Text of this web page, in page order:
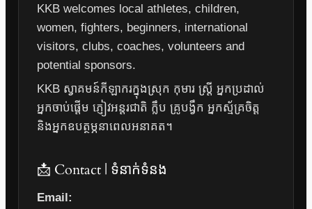
KKB welcomes local athletes, children,
women, fighters, beginners, international
visitors, clubs, coaches, volunteers and
potential sponsors.
KKB ស្វាគមន៍កីឡាករក្នុងស្រុក កុមារ ស្ត្រី អ្នកប្រដាល់
អ្នកចាប់ផ្តើម ភ្ញៀវអន្តរជាតិ ក្លឹប គ្រូបង្វឹក អ្នកស្ម័គ្រចិត្ត
និងអ្នកឧបត្ថម្ភនាពេលអនាគត។
📩 Contact | ទំនាក់ទំនង
Email: